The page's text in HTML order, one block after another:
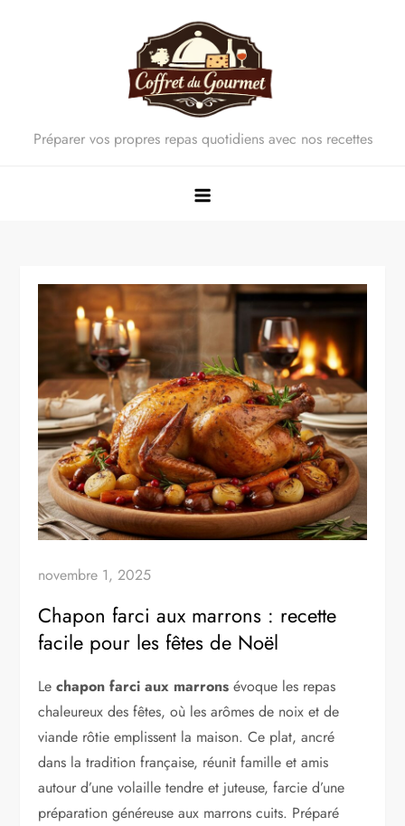
Préparer vos propres repas quotidiens avec nos recettes
novembre 1, 2025
Chapon farci aux marrons : recette
facile pour les fêtes de Noël
Lechapon farci aux marrons évoque les repas
chaleureux des fêtes, où les arômes de noix et de
viande rôtie emplissent la maison. Ce plat, ancré
dans la tradition française, réunit famille et amis
autour d’une volaille tendre et juteuse, farcie d’une
préparation généreuse aux marrons cuits. Préparé